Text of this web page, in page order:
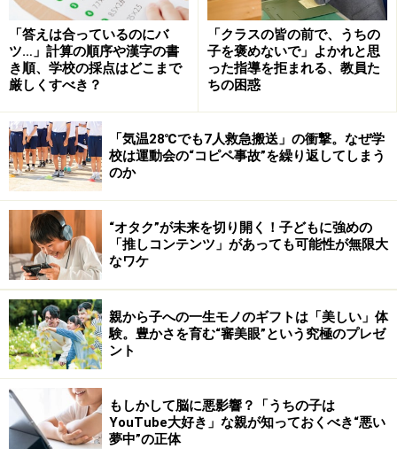
に求めるシステム自体に、やはり無理があるの
ではないでしょうか。
「親のマルつけ」が引き起こす、子どもた
ちの思わぬズル
このマルつけの負担は、教科書の音読を聞く作業などに
も同じことが言えるでしょう。さらに、保護者が忙しく
て十分に関われないことを利用して、子どもが答えを丸
写ししてズルをするなど、不適切行動につながってしま
うおそれもあります。
今後、計算問題の正誤確認のような作業は、GIGA端末や
AI学習アプリを用いる形が増えてくるはずです。そうな
れば、必然的に保護者のマルつけ作業も不要になってき
ます。
学習アプリの多くは、正誤の確認はもちろん、勉強時間
「答えは合っているのにバ
ツ…」計算の順序や漢字の書
き順、学校の採点はどこまで
厳しくすべき？
「クラスの皆の前で、うちの
子を褒めないで」よかれと思
った指導を拒まれる、教員た
ちの困惑
「気温28℃でも7人救急搬送」の衝撃。なぜ学
校は運動会の“コピペ事故”を繰り返してしまう
のか
“オタク”が未来を切り開く！子どもに強めの
「推しコンテンツ」があっても可能性が無限大
なワケ
親から子への一生モノのギフトは「美しい」体
験。豊かさを育む“審美眼”という究極のプレゼ
ント
もしかして脳に悪影響？「うちの子は
YouTube大好き」な親が知っておくべき“悪い
夢中”の正体